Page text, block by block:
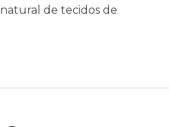
de tecidos de